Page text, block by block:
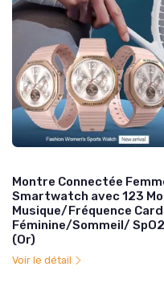
Montre Connectée
Smartwatch avec 123
Musique/Fréquence
Féminine/Sommeil/
(Or)
Voir le détail